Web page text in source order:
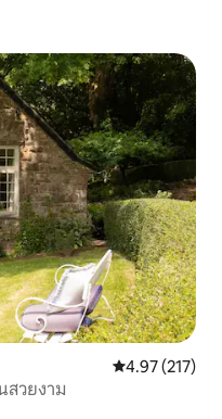
สัปดาห์
คะแนนเฉลี่ย
4.97 (217)
สวยงาม